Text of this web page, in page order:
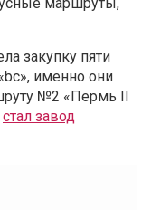
маршруты,
закупку пяти
именно они
№2 «Пермь II
стал завод